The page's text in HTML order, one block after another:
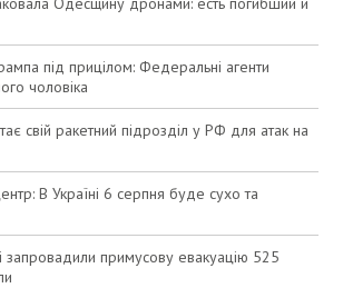
під прицілом: Федеральні агенти
чоловіка
свій ракетний підрозділ у РФ для атак на
В Україні 6 серпня буде сухо та
запровадили примусову евакуацію 525